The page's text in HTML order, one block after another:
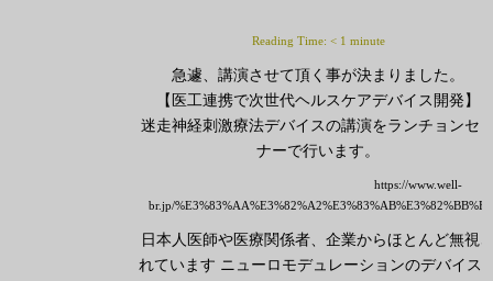
Reading Time: < 1 minute
急遽、講演させて頂く事が決まりました。
【医工連携で次世代ヘルスケアデバイス開発】
迷走神経刺激療法デバイスの講演をランチョンセ
ナーで行います。
https://www.well-
br.jp/
日本人医師や医療関係者、企業からほとんど無視
れています ニューロモデュレーションのデバイス